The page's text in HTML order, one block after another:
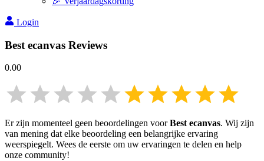
Login
Best ecanvas Reviews
0.00
Er zijn momenteel geen beoordelingen voorBest ecanvas. Wij zijn
van mening dat elke beoordeling een belangrijke ervaring
weerspiegelt. Wees de eerste om uw ervaringen te delen en help
onze community!